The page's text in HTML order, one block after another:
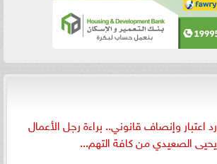
رد اعتبار وإنصاف قانوني.. براءة رجل الأعمال
يحيى الصعيدي من كافة التهم...